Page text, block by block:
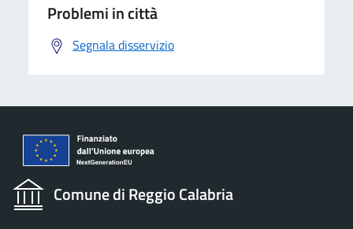
Problemi in città
Segnala disservizio
Comune di Reggio Calabria